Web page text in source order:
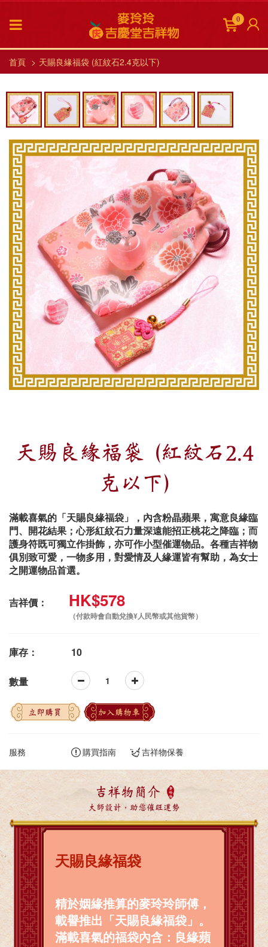
0
首頁 天賜良緣福袋 (紅紋石2.4克以下)
天賜良緣福袋 (紅紋石2.4
克以下)
滿載喜氣的「天賜良緣福袋」，內含粉晶蘋果，寓意良緣臨
門、開花結果；心形紅紋石力量深遠能招正桃花之降臨；而
護身符既可獨立作掛飾，亦可作小型催運物品。各種吉祥物
俱別致可愛，一物多用，對愛情及人緣運皆有幫助，為女士
之開運物品首選。
吉祥價： HK$578
（付款時會自動兌換¥人民幣或其他貨幣）
庫存： 10
數量
立即購買 加入購物車
服務 購買指南 吉祥物保養
吉祥物簡介
大師設計，助您催旺運勢
天賜良緣福袋
精於姻緣推算的麥玲玲師傅，
載譽推出「天賜良緣福袋」。
滿載喜氣的福袋內含：良緣蘋